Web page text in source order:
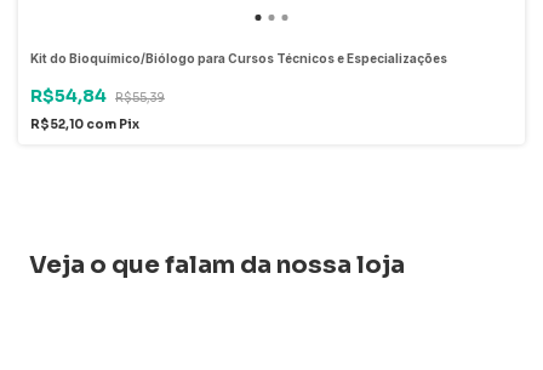
Kit do Bioquímico/Biólogo para Cursos Técnicos e Especializações
R$54,84 R$55,39
R$52,10 com Pix
Veja o que falam da nossa loja